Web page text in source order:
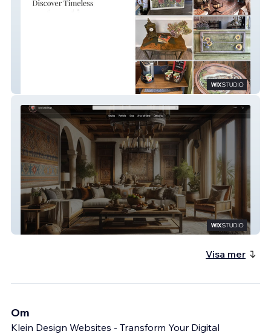
Lucia Landa
Visa mer
Om
Klein Design Websites - Transform Your Digital